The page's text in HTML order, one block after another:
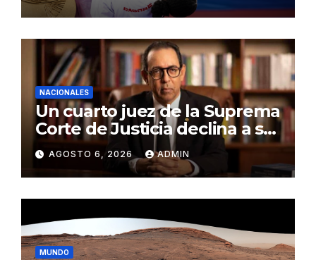
NACIONALES
Un cuarto juez de la Suprema
Corte de Justicia declina a ser
evaluado por el CNM
AGOSTO 6, 2026 ADMIN
MUNDO